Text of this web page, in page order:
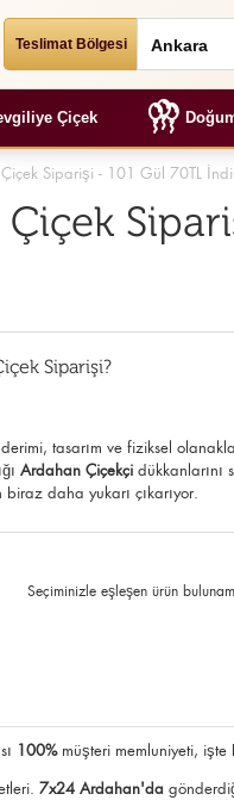
Teslimat Bölgesi
Çiçek
Siparişi - 101 Gül 70TL
Siparişi?
tasarım ve fiziksel
Ardahan Çiçekçi dükkanlarını
biraz daha yukarı çıkarıyor.
Seçiminizle eşleşen ürün
100% müşteri memluniyeti, işte
7x24 Ardahan'da